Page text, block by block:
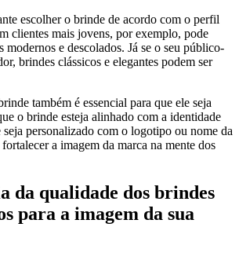
escolher o brinde de acordo com o perfil
clientes mais jovens, por exemplo, pode
modernos e descolados. Já se o seu público-
brindes clássicos e elegantes podem ser
também é essencial para que ele seja
o brinde esteja alinhado com a identidade
seja personalizado com o logotipo ou nome da
a imagem da marca na mente dos
da qualidade dos brindes
para a imagem da sua